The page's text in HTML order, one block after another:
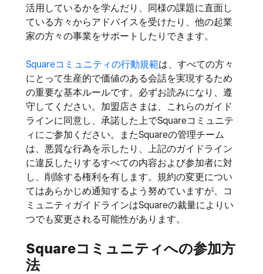
活用しているかを学んだり、同様の課題に直面し
ている方々からアドバイスを受けたり、他の起業
家の方々の事業をサポートしたりできます。
Squareコミュニティの行動規範は、すべての方々
にとって生産的で価値のある会話を実現するため
の重要な基本ルールです。必ずお読みになり、遵
守してください。加盟店さまは、これらのガイド
ラインに同意し、承諾した上でSquareコミュニテ
ィにご参加ください。またSquareの管理チーム
は、悪質な行為を示したり、上記のガイドライン
に違反したりするすべての内容および参加者に対
し、削除する権利を有します。規約の変更につい
てはあらかじめ通知するよう努めていますが、コ
ミュニティガイドラインはSquareの裁量によりい
つでも変更される可能性があります。
Squareコミュニティへの参加方
法